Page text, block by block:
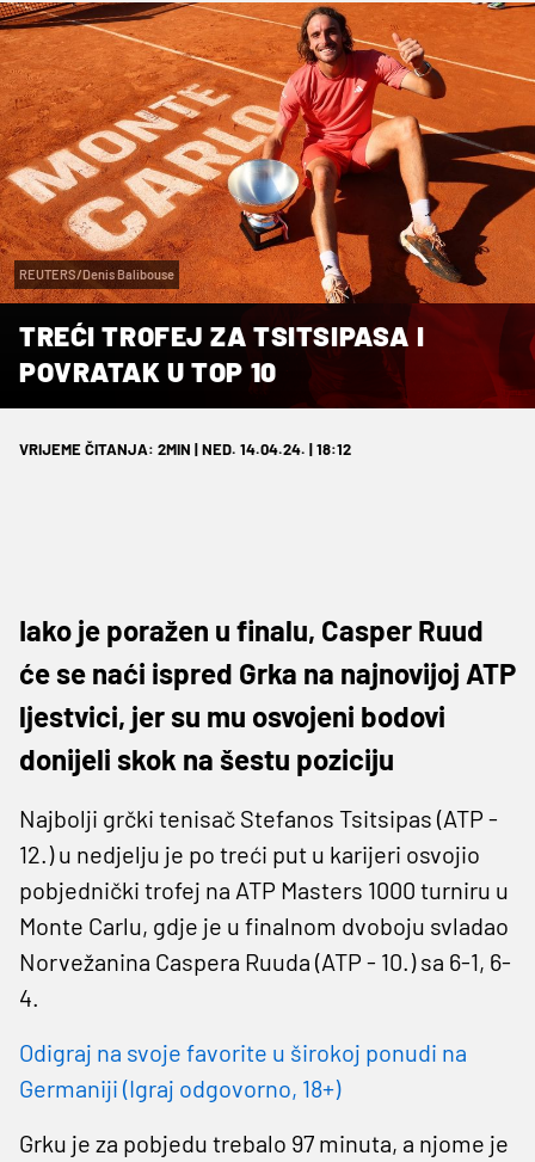
REUTERS/Denis Balibouse
TREĆI TROFEJ ZA TSITSIPASA I
POVRATAK U TOP 10
VRIJEME ČITANJA: 2MIN | NED. 14.04.24. | 18:12
Iako je poražen u finalu, Casper Ruud
će se naći ispred Grka na najnovijoj ATP
ljestvici, jer su mu osvojeni bodovi
donijeli skok na šestu poziciju
Najbolji grčki tenisač Stefanos Tsitsipas (ATP -
12.) u nedjelju je po treći put u karijeri osvojio
pobjednički trofej na ATP Masters 1000 turniru u
Monte Carlu, gdje je u finalnom dvoboju svladao
Norvežanina Caspera Ruuda (ATP - 10.) sa 6-1, 6-
4.
Odigraj na svoje favorite u širokoj ponudi na
Germaniji (Igraj odgovorno, 18+)
Grku je za pobjedu trebalo 97 minuta, a njome je